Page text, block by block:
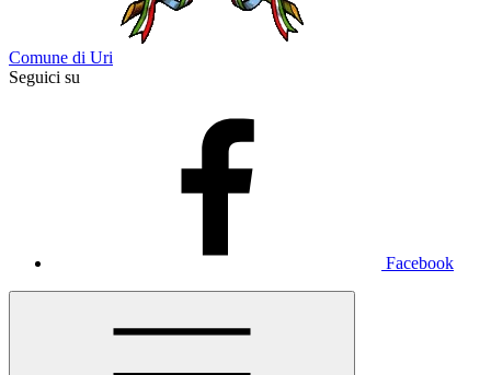
Comune di Uri
Seguici su
Facebook